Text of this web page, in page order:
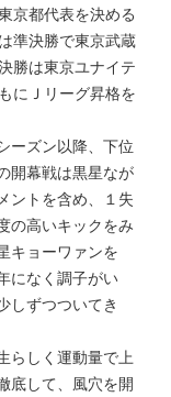
京都代表を決める
準決勝で東京武蔵
勝は東京ユナイテ
にＪリーグ昇格を
ーズン以降、下位
開幕戦は黒星なが
ントを含め、１失
の高いキックをみ
キョーワァンを
になく調子がい
しずつついてき
らしく運動量で上
底して、風穴を開